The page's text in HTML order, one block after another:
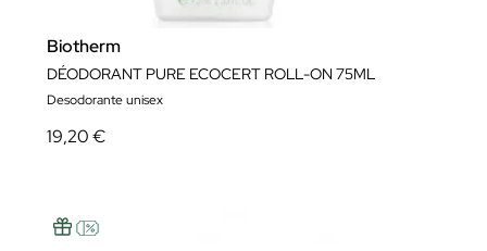
Biotherm
DÉODORANT PURE ECOCERT ROLL-ON 75ML
Desodorante unisex
19,20 €